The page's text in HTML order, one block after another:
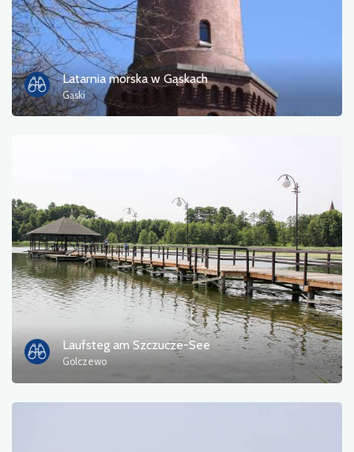
Latarnia morska w Gąskach
Gąski
Laufsteg am Szczucze-See
Golczewo